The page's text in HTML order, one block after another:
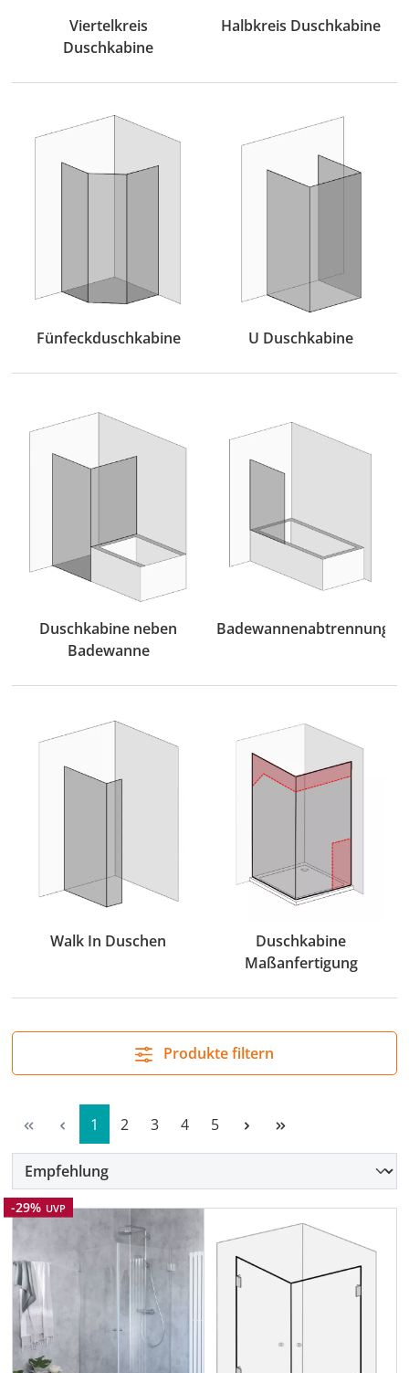
Viertelkreis
Duschkabine
Halbkreis Duschkabine
Fünfeckduschkabine U Duschkabine
Duschkabine neben
Badewanne
Badewannenabtrennung
Walk In Duschen
Duschkabine
Maßanfertigung
Produkte filtern
Seite
1 Seite
2 Seite
3 Seite
4 Seite
5
Rabatt
-29% UVP